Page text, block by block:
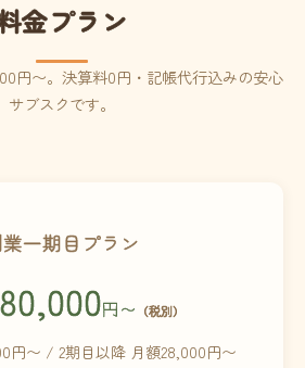
金プラン
円〜。決算料0円・記帳代行込みの安心
サブスクです。
一期目プラン
円〜 （税別）
円〜 / 2期目以降 月額28,000円〜